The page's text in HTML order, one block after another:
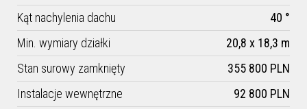
Kąt nachylenia dachu
40 °
Min. wymiary działki
20,8 x 18,3 m
Stan surowy zamknięty
355 800 PLN
Instalacje wewnętrzne
92 800 PLN